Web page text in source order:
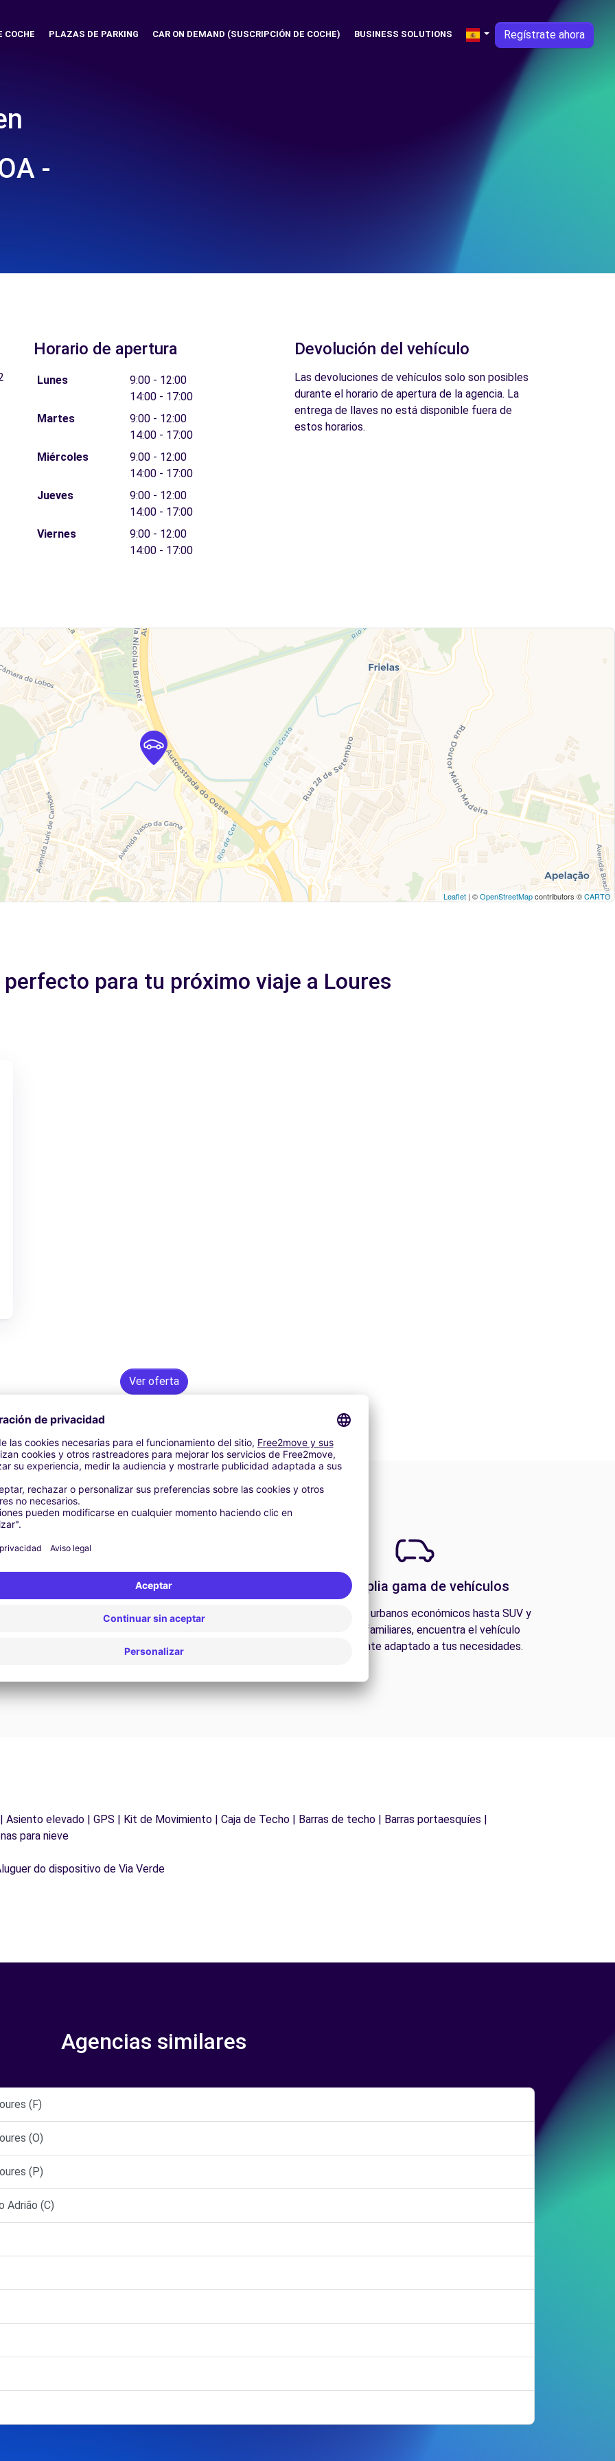
COCHE PLAZAS DE PARKING CAR ON DEMAND (SUSCRIPCIÓN DE COCHE) BUSINESS SOLUTIONS Regístrate ahora
-
Horario de apertura
Lunes
9:00 - 12:00
14:00 - 17:00
Martes
9:00 - 12:00
14:00 - 17:00
Miércoles
9:00 - 12:00
14:00 - 17:00
Jueves
9:00 - 12:00
14:00 - 17:00
Viernes
9:00 - 12:00
14:00 - 17:00
Devolución del vehículo
Las devoluciones de vehículos solo son posibles
durante el horario de apertura de la agencia. La
entrega de llaves no está disponible fuera de
estos horarios.
Leaflet | ©OpenStreetMapcontributors ©CARTO
perfecto para tu próximo viaje a Loures
Ver oferta
Asistencia 24/7
¿Problemas en la carretera? Nuestro servicio de
para garantizar un viaje sin interrupciones.
Una amplia gama de vehículos
Desde coches urbanos económicos hasta SUV y
furgonetas familiares, encuentra el vehículo
perfectamente adaptado a tus necesidades.
elevado | GPS | Kit de Movimiento | Caja de Techo | Barras de techo | Barras portaesquíes |
para nieve
do dispositivo de Via Verde
Agencias similares
(F)
(O)
(P)
Adrião (C)